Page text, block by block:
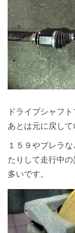
ドライブシャフト
あとは元に戻し
１５９やブレラ
たりして走行中
多いです。